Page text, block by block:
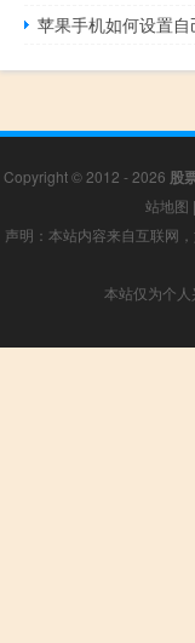
苹果手机如何设置自
Copyright © 2012 - 2026 股
站地图 |
声明：本站内容来自互联网
本站仅为个